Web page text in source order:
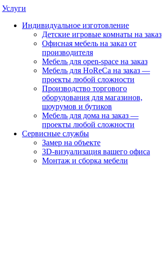
Услуги
Индивидуальное изготовление
Детские игровые комнаты на заказ
Офисная мебель на заказ от
производителя
Мебель для open-space на заказ
Мебель для HoReCa на заказ —
проекты любой сложности
Производство торгового
оборудования для магазинов,
шоурумов и бутиков
Мебель для дома на заказ —
проекты любой сложности
Сервисные службы
Замер на объекте
3D-визуализация вашего офиса
Монтаж и сборка мебели